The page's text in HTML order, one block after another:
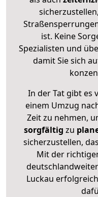
ist. Keine
Spezialisten und
damit Sie sich
In der Tat gibt es
einem Umzug
Zeit zu nehmen,
sorgfältig zu
sicherzustellen,
Mit der
Luckau